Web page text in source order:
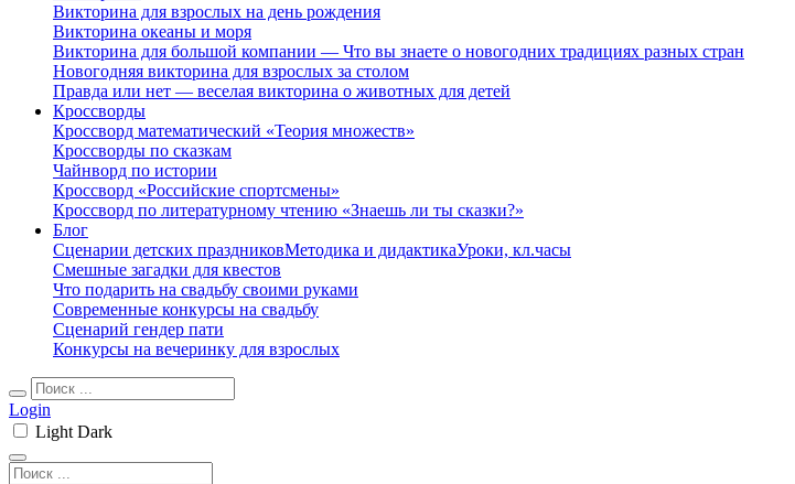
Викторина для взрослых на день рождения
Викторина океаны и моря
Викторина для большой компании — Что вы знаете о новогодних традициях разных стран
Новогодняя викторина для взрослых за столом
Правда или нет — веселая викторина о животных для детей
Кроссворды
Кроссворд математический «Теория множеств»
Кроссворды по сказкам
Чайнворд по истории
Кроссворд «Российские спортсмены»
Кроссворд по литературному чтению «Знаешь ли ты сказки?»
Блог
Сценарии детских праздниковМетодика и дидактикаУроки, кл.часы
Смешные загадки для квестов
Что подарить на свадьбу своими руками
Современные конкурсы на свадьбу
Сценарий гендер пати
Конкурсы на вечеринку для взрослых
Login
Light Dark